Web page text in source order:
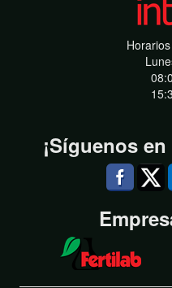
¡Síguenos